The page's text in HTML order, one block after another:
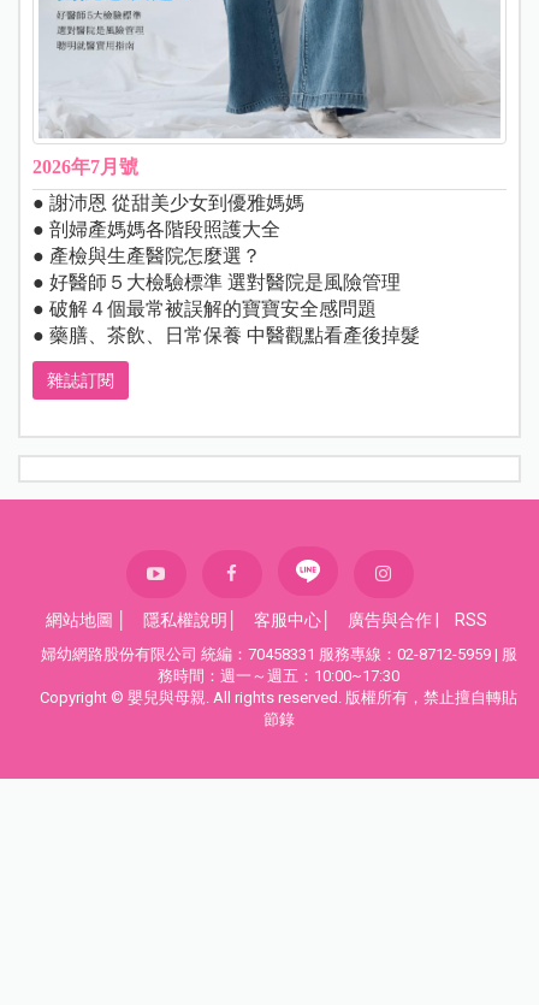
2026年7月號
● 謝沛恩 從甜美少女到優雅媽媽
● 剖婦產媽媽各階段照護大全
● 產檢與生產醫院怎麼選？
● 好醫師５大檢驗標準 選對醫院是風險管理
● 破解４個最常被誤解的寶寶安全感問題
● 藥膳、茶飲、日常保養 中醫觀點看產後掉髮
雜誌訂閱
網站地圖 隱私權說明 客服中心 廣告與合作| RSS
婦幼網路股份有限公司 統編：70458331 服務專線：02-8712-5959 | 服
務時間：週一～週五：10:00~17:30
Copyright © 嬰兒與母親. All rights reserved. 版權所有，禁止擅自轉貼
節錄